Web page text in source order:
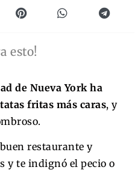
esto!
de Nueva York ha
fritas más caras, y
restaurante y
y te indignó el pecio o